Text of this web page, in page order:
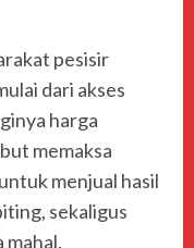
pesisir
dari akses
harga
memaksa
menjual hasil
sekaligus
mahal.